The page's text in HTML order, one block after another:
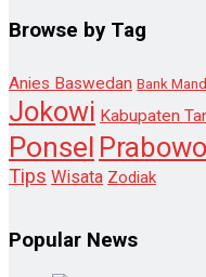
Browse by Tag
Anies Baswedan Bank
Jokowi Kabupaten
Ponsel Prabowo
Tips Wisata Zodiak
Popular News